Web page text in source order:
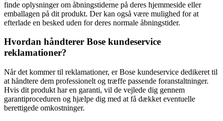
finde oplysninger om åbningstiderne på deres hjemmeside eller
emballagen på dit produkt. Der kan også være mulighed for at
efterlade en besked uden for deres normale åbningstider.
Hvordan håndterer Bose kundeservice
reklamationer?
Når det kommer til reklamationer, er Bose kundeservice dedikeret til
at håndtere dem professionelt og træffe passende foranstaltninger.
Hvis dit produkt har en garanti, vil de vejlede dig gennem
garantiproceduren og hjælpe dig med at få dækket eventuelle
berettigede omkostninger.